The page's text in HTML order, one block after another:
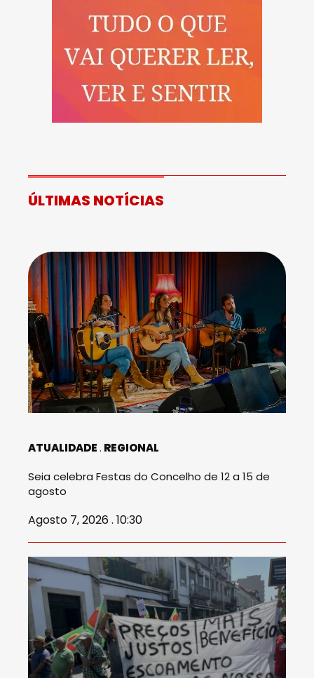
ÚLTIMAS NOTÍCIAS
ATUALIDADE REGIONAL
Seia celebra Festas do Concelho de 12 a 15 de
agosto
Agosto 7, 2026 . 10:30